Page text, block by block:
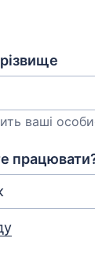
ваші